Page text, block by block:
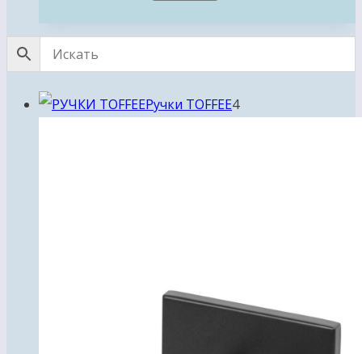
Ручки TOFFEE44